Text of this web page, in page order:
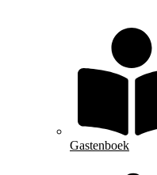
Gastenboek